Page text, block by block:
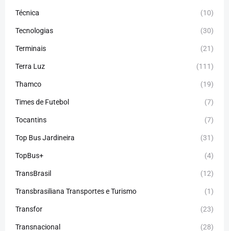
Técnica (10)
Tecnologias (30)
Terminais (21)
Terra Luz (111)
Thamco (19)
Times de Futebol (7)
Tocantins (7)
Top Bus Jardineira (31)
TopBus+ (4)
TransBrasil (12)
Transbrasiliana Transportes e Turismo (1)
Transfor (23)
Transnacional (28)